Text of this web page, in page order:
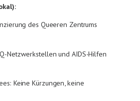
des Queeren Zentrums
Netzwerkstellen und AIDS-Hilfen
Keine Kürzungen, keine